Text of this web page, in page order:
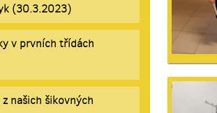
(30.3.2023)
v prvních třídách
našich šikovných